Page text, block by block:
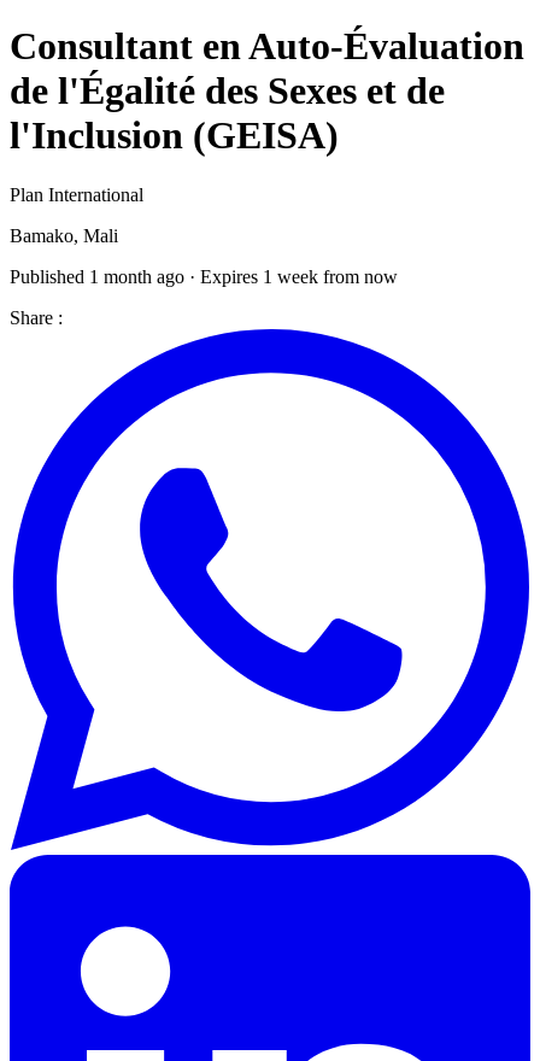
Consultant en Auto-Évaluation
de l'Égalité des Sexes et de
l'Inclusion (GEISA)
Plan International
Bamako, Mali
Published 1 month ago · Expires 1 week from now
Share :